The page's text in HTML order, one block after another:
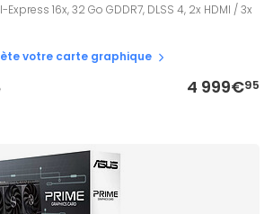
16x, 32 Go GDDR7, DLSS 4, 2x HDMI / 3x
votre carte graphique
4 999€95